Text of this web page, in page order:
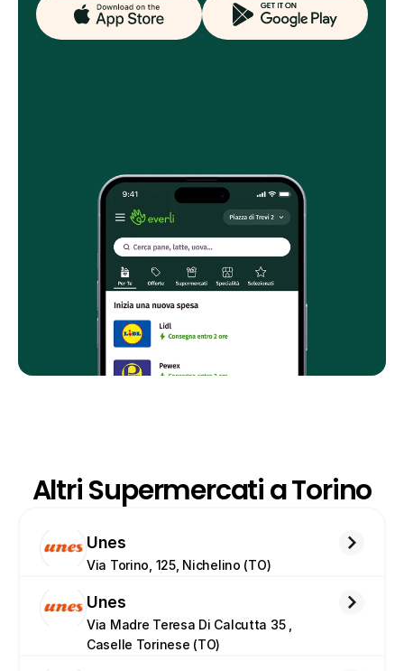
Altri Supermercati a Torino
Unes
Via Torino, 125, Nichelino (TO)
Unes
Via Madre Teresa Di Calcutta 35 ,
Caselle Torinese (TO)